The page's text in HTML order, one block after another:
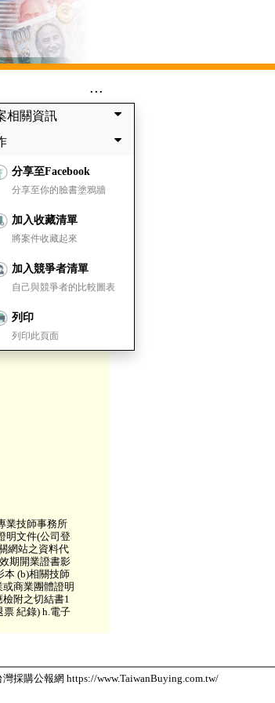
...
相關資訊
分享至Facebook
分享至你的臉書塗鴉牆
加入收藏清單
將案件收藏起來
加入競爭者清單
自己與競爭者的比較圖表
列印
列印此頁面
業技師事務所
明文件(公司登
網站之資料代
期開業證書影
本 (b)相關技師
商業團體證明
附之切結書1
紀錄) h.電子
灣採購公報網 https://www.TaiwanBuying.com.tw/